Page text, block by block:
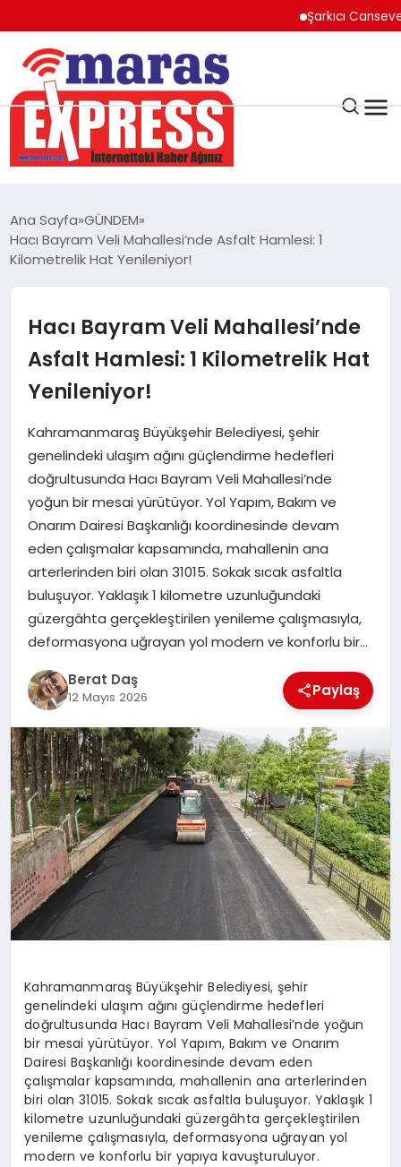
Şarkıcı Cansever
K.MARAŞ
ANDIRIN
AFŞİN
ÇAĞLAYANCERİT
BİZE ULAŞIN
GÖKSUN
TÜRKOĞLU
PAZARCIK
KÜNYE
Ana Sayfa GÜNDEM
Hacı Bayram Veli Mahallesi’nde Asfalt Hamlesi: 1
Kilometrelik Hat Yenileniyor!
Hacı Bayram Veli Mahallesi’nde
Asfalt Hamlesi: 1 Kilometrelik Hat
Yenileniyor!
Kahramanmaraş Büyükşehir Belediyesi, şehir
genelindeki ulaşım ağını güçlendirme hedefleri
doğrultusunda Hacı Bayram Veli Mahallesi’nde
yoğun bir mesai yürütüyor. Yol Yapım, Bakım ve
Onarım Dairesi Başkanlığı koordinesinde devam
eden çalışmalar kapsamında, mahallenin ana
arterlerinden biri olan 31015. Sokak sıcak asfaltla
buluşuyor. Yaklaşık 1 kilometre uzunluğundaki
güzergâhta gerçekleştirilen yenileme çalışmasıyla,
deformasyona uğrayan yol modern ve konforlu bir…
Berat Daş
12 Mayıs 2026 Paylaş
Kahramanmaraş Büyükşehir Belediyesi, şehir
genelindeki ulaşım ağını güçlendirme hedefleri
doğrultusunda Hacı Bayram Veli Mahallesi’nde yoğun
bir mesai yürütüyor. Yol Yapım, Bakım ve Onarım
Dairesi Başkanlığı koordinesinde devam eden
çalışmalar kapsamında, mahallenin ana arterlerinden
biri olan 31015. Sokak sıcak asfaltla buluşuyor. Yaklaşık 1
kilometre uzunluğundaki güzergâhta gerçekleştirilen
yenileme çalışmasıyla, deformasyona uğrayan yol
modern ve konforlu bir yapıya kavuşturuluyor.